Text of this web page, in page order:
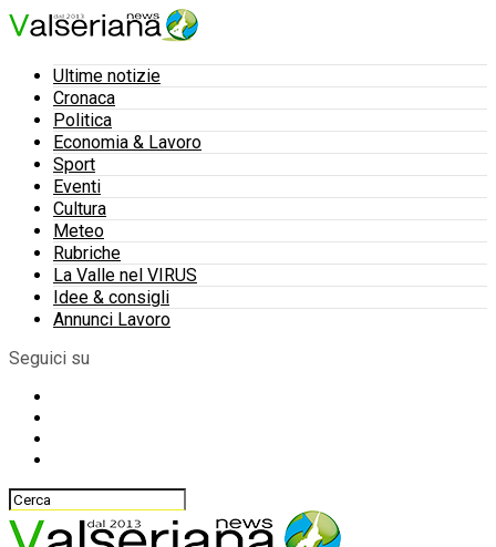
Ultime notizie
Cronaca
Politica
Economia & Lavoro
Sport
Eventi
Cultura
Meteo
Rubriche
La Valle nel VIRUS
Idee & consigli
Annunci Lavoro
Seguici su